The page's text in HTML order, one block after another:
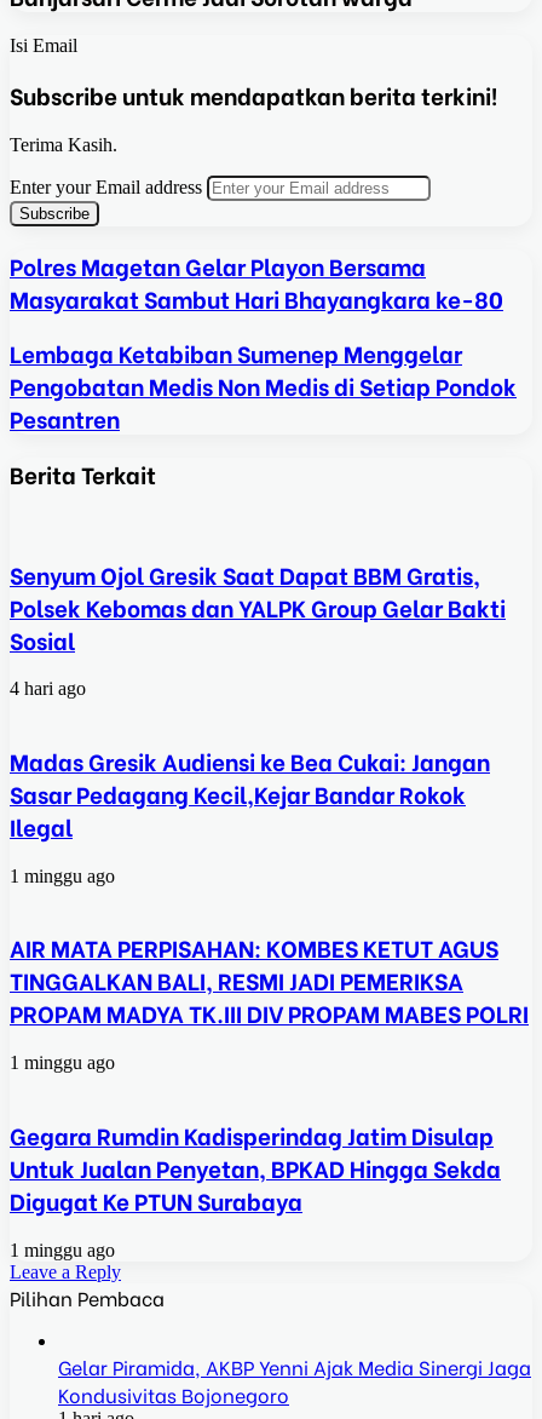
Isi Email
Subscribe untuk mendapatkan berita terkini!
Terima Kasih.
Enter your Email address
Polres Magetan Gelar Playon Bersama
Masyarakat Sambut Hari Bhayangkara ke-80
Lembaga Ketabiban Sumenep Menggelar
Pengobatan Medis Non Medis di Setiap Pondok
Pesantren
Berita Terkait
Senyum Ojol Gresik Saat Dapat BBM Gratis,
Polsek Kebomas dan YALPK Group Gelar Bakti
Sosial
4 hari ago
Madas Gresik Audiensi ke Bea Cukai: Jangan
Sasar Pedagang Kecil,Kejar Bandar Rokok
Ilegal
1 minggu ago
AIR MATA PERPISAHAN: KOMBES KETUT AGUS
TINGGALKAN BALI, RESMI JADI PEMERIKSA
PROPAM MADYA TK.III DIV PROPAM MABES POLRI
1 minggu ago
Gegara Rumdin Kadisperindag Jatim Disulap
Untuk Jualan Penyetan, BPKAD Hingga Sekda
Digugat Ke PTUN Surabaya
1 minggu ago
Leave a Reply
Pilihan Pembaca
Gelar Piramida, AKBP Yenni Ajak Media Sinergi Jaga
Kondusivitas Bojonegoro